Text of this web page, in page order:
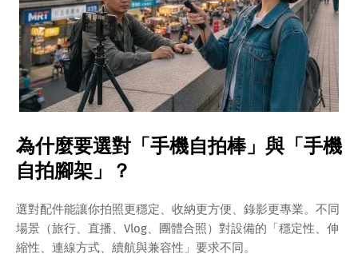
為什麼要選對「手機自拍棒」與「手機
自拍腳架」？
選對配件能讓你拍照更穩定、收納更方便、錄影更專業。不同
場景（旅行、直播、Vlog、團體合照）對設備的「穩定性、伸
縮性、連線方式、續航與兼容性」要求不同。